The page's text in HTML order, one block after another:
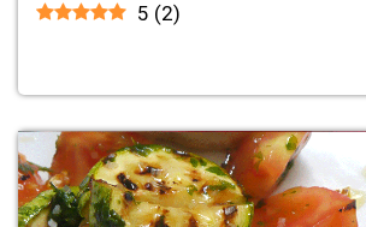
5 (2)